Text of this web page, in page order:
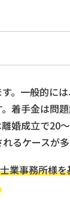
。一般的に
着手金は問
婚成立で20
るケースが多
業事務所様